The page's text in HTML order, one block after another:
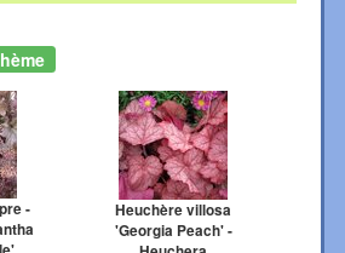
-
Heuchère villosa
'Georgia Peach' -